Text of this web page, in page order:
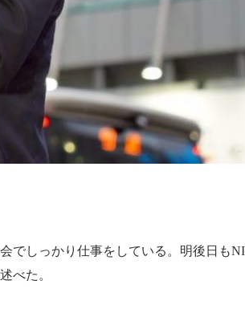
しっかり仕事をしている。明後日も
べた。